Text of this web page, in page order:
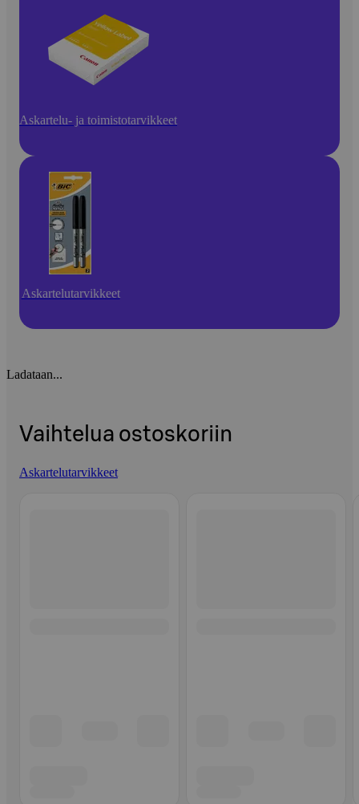
Askartelu- ja toimistotarvikkeet
Askartelutarvikkeet
Ladataan...
Vaihtelua ostoskoriin
Askartelutarvikkeet